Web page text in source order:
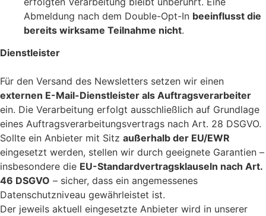
Abmeldung nach dem Double-Opt-In beeinflusst die
bereits wirksame Teilnahme nicht.
Dienstleister
Für den Versand des Newsletters setzen wir einen
externen E-Mail-Dienstleister als Auftragsverarbeiter
ein. Die Verarbeitung erfolgt ausschließlich auf Grundlage
eines Auftragsverarbeitungsvertrags nach Art. 28 DSGVO.
Sollte ein Anbieter mit Sitz außerhalb der EU/EWR
eingesetzt werden, stellen wir durch geeignete Garantien –
insbesondere die EU-Standardvertragsklauseln nach Art.
46 DSGVO – sicher, dass ein angemessenes
Datenschutzniveau gewährleistet ist.
Der jeweils aktuell eingesetzte Anbieter wird in unserer